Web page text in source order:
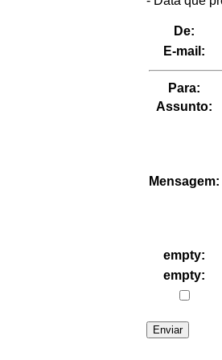
De:
E-mail:
Para:
Assunto:
Mensagem:
empty:
empty:
Enviar